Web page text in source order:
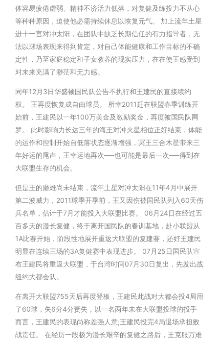
体容易疲倦虚弱、精神不济活力低落，对复健及练投力不从心
等种种原因，迫使他必需持续休息以恢复元气。 加上流年土星
进十一宫对冲太阳，在团队中缺乏长期信任的有力指导者，无
法以球场表现来得到肯定，对自己体能健康和工作目标的不确
定性，乃至家庭稳定和子女教养的现实压力，在在使王感受到
对未来充满了渺茫和无力感。
同年12月3日华盛顿国民队公告不执行和王建民的直接续约
权。 王再度恢复成自由球员。 所幸2011赶在联盟春季训练开
始前，王建民以一年100万美金及激励奖金，再度被国民队网
罗。 此时影响力长达三年的海王对冲火星相位正好结束，体能
的运作和控制开始自低落状态逐渐增强，冥王三合木星带来三
年好运的尾声，王幸运地再次—–也可能是最后一次—–得到在
大联盟生存的机会。
但是王的磨难尚未结束，流年土星对冲太阳在11年4月中展开
第二波威力，2011球季开季前，王又因伤被国民队列入60天伤
兵名单，估计于7月才能投入大联盟比赛。 06月24日在经过五
百多天的漫长复健，终于离开国民队的春训基地，赴小联盟从
1A比赛开始，阶段性地展开重返大联盟的复建赛，还好王建民
明显在连续三场的3A复健赛中表现进步。 07月25日国民队宣
布王建民将重返大联盟，于台湾时间07月30日复出，先发出战
纽约大都会队。
在离开大联盟755天后再度登板，王建民此战对大都会投4局用
了60球，失6分4分责失，以一名两年未在大联盟投球的投手
而言，王建民的表现尚称差强人意;王建民投完4局退场承担败
战责任。 在经历一段极为漫长艰辛的复健之路后，王克服万难